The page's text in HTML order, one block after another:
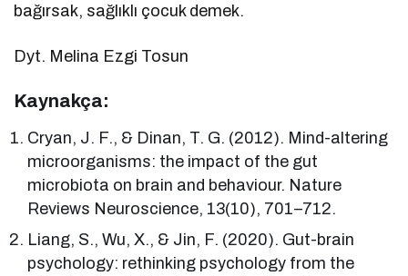
bağırsak, sağlıklı çocuk demek.
Dyt. Melina Ezgi Tosun
Kaynakça:
Cryan, J. F., & Dinan, T. G. (2012). Mind-altering
microorganisms: the impact of the gut
microbiota on brain and behaviour. Nature
Reviews Neuroscience, 13(10), 701–712.
Liang, S., Wu, X., & Jin, F. (2020). Gut-brain
psychology: rethinking psychology from the